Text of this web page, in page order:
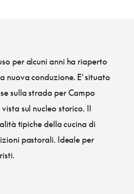
per alcuni anni ha riaperto
nuova conduzione. E' situato
sulla strada per Campo
sul nucleo storico. Il
tipiche della cucina di
pastorali. Ideale per